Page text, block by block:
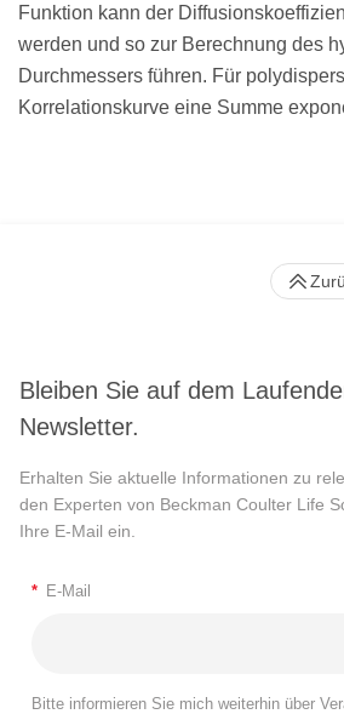
Funktion kann der
werden und so zur Berechnung des
Durchmessers führen. Für
Korrelationskurve eine Summe
Bleiben Sie auf dem
Newsletter.
Erhalten Sie aktuelle Informationen zu
den Experten von Beckman Coulter Life
Ihre E-Mail ein.
* E-Mail
Bitte informieren Sie mich weiterhin über